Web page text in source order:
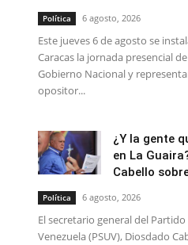
Política 6 agosto, 2026
Este jueves 6 de agosto se
Caracas la jornada presencial
Gobierno Nacional y
opositor...
¿Y la gente
en La
Cabello
Política 6 agosto, 2026
El secretario general del
Venezuela (PSUV), Diosdado